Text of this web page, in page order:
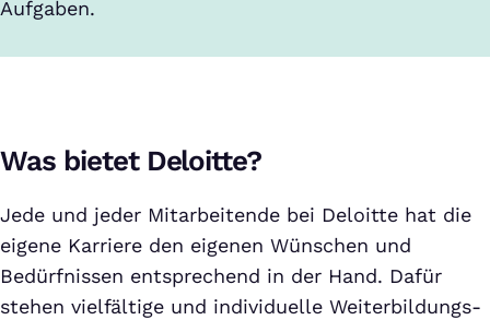
Aufgaben.
Was bietet Deloitte?
Jede und jeder Mitarbeitende bei Deloitte hat die
eigene Karriere den eigenen Wünschen und
Bedürfnissen entsprechend in der Hand. Dafür
stehen vielfältige und individuelle Weiterbildungs-